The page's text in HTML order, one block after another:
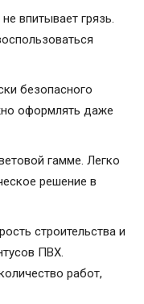
впитывает грязь.
безопасного
оформлять даже
гамме. Легко
решение в
строительства и
ПВХ.
работ,